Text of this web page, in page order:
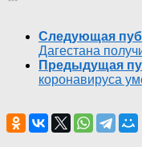
Следующая
Дагестана
Предыдущая
коронавируса